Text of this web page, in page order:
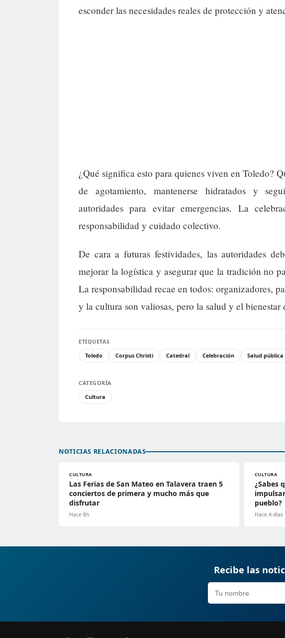
esconder las necesidades reales de protección y
¿Qué significa esto para quienes viven en Toledo?
de agotamiento, mantenerse hidratados y
autoridades para evitar emergencias. La
responsabilidad y cuidado colectivo.
De cara a futuras festividades, las autoridades
mejorar la logística y asegurar que la tradición no
La responsabilidad recae en todos: organizadores,
y la cultura son valiosas, pero la salud y el
ETIQUETAS
Toledo
Corpus Christi Catedral Celebración Salud pública
CATEGORÍA
Cultura
NOTICIAS RELACIONADAS
CULTURA
Las Ferias de San Mateo en Talavera traen 5
conciertos de primera y mucho más que
disfrutar
Hace 8h
CULTURA
¿Sabes
pueblo?
Hace 4 días
Recibe las